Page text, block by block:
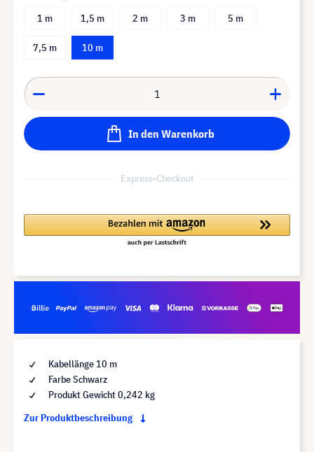
1 m
1,5 m 2 m 3 m 5 m
7,5 m 10 m
In den Warenkorb
Express-Checkout
Kabellänge 10 m
Farbe Schwarz
Produkt Gewicht 0,242 kg
Zur Produktbeschreibung